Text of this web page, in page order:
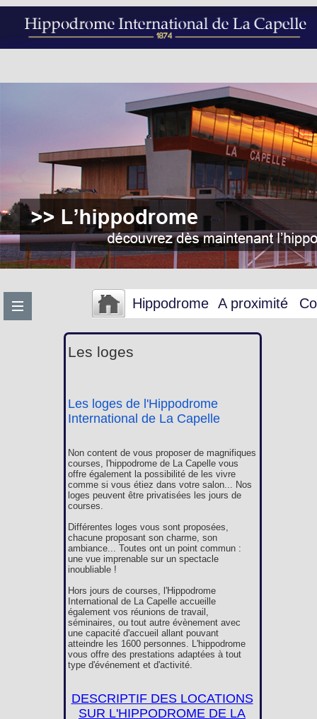
Hippodrome A proximité
Les loges
Les loges de l'Hippodrome
International de La Capelle
Non content de vous proposer de magnifiques
courses, l'hippodrome de La Capelle vous
offre également la possibilité de les vivre
comme si vous étiez dans votre salon... Nos
loges peuvent être privatisées les jours de
courses.
Différentes loges vous sont proposées,
chacune proposant son charme, son
ambiance... Toutes ont un point commun :
une vue imprenable sur un spectacle
inoubliable !
Hors jours de courses, l'Hippodrome
International de La Capelle accueille
également vos réunions de travail,
séminaires, ou tout autre évènement avec
une capacité d'accueil allant pouvant
atteindre les 1600 personnes. L'hippodrome
vous offre des prestations adaptées à tout
type d'événement et d'activité.
DESCRIPTIF DES LOCATIONS
SUR L'HIPPODROME DE LA